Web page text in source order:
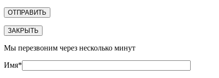
ЗАКРЫТЬ
Мы перезвоним через несколько минут
Имя*